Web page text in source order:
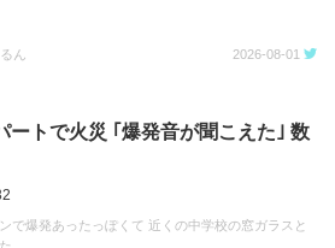
ん 2026-08-01
ートで火災 ｢爆発音が聞こえた｣ 数
で爆発あったっぽくて 近くの中学校の窓ガラスと